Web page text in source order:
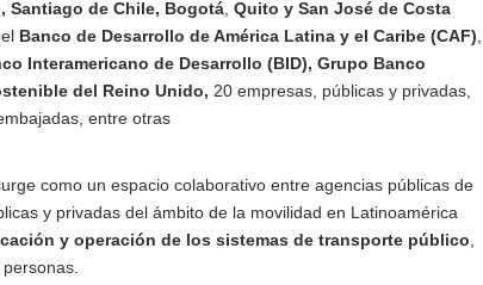
Santiago de Chile, Bogotá Quito y San José de Costa
Banco de Desarrollo de América Latina y el Caribe (CAF)
Interamericano de Desarrollo (BID), Grupo Banco
del Reino Unido, 20 empresas, públicas y privadas,
entre otras
como un espacio colaborativo entre agencias públicas de
y privadas del ámbito de la movilidad en Latinoamérica
y operación de los sistemas de transporte público